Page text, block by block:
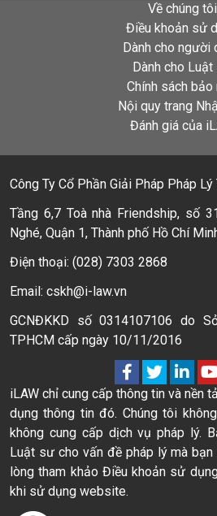
Về chúng tôi
Điều khoản sử
Dành cho người
Dành cho
Chính sách bảo
Nội quy trang
Đánh giá của
Công Ty Cổ Phần Giải Pháp Pháp
Tầng 6,7 Toà nhà Friendship, số
Nghé, Quận 1, Thành phố Hồ Chí
Điện thoại: (028) 7303 2868
Email: cskh@i-law.vn
GCNĐKKD số 0314107106 do
TPHCM cấp ngày 10/11/2016
iLAW chỉ cung cấp thông tin và nền
dụng thông tin đó. Chúng tôi
không cung cấp dịch vụ pháp lý.
Luật sư cho vấn đề pháp lý mà
lòng tham khảo Điều khoản sử
khi sử dụng website.